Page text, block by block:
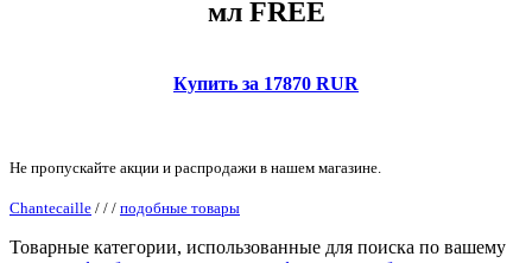
мл FREE
Купить за 17870 RUR
Не пропускайте акции и распродажи в нашем магазине.
Chantecaille / / / подобные товары
Товарные категории, использованные для поиска по вашему